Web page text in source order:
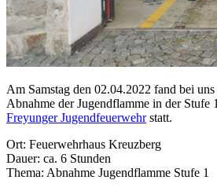
Am Samstag den 02.04.2022 fand bei
Abnahme der Jugendflamme in der Stufe
Freyunger Jugendfeuerwehrstatt.
Ort: Feuerwehrhaus Kreuzberg
Dauer: ca. 6 Stunden
Thema: Abnahme Jugendflamme Stufe 1